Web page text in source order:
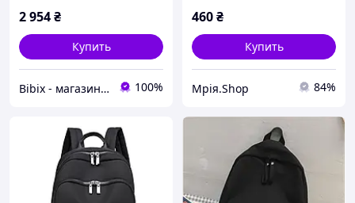
2 954₴
Купить
Bibix - магазин красоты 100%
460₴
Купить
Мрія.Shop 84%